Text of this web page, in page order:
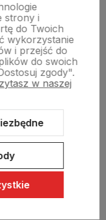
Shoper Modern 3.0™
strony i
do Twoich
wykorzystanie
i przejść do
do swoich
zgody".
w naszej